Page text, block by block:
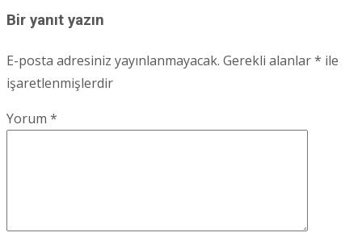
Bir yanıt yazın
E-posta adresiniz yayınlanmayacak. Gerekli alanlar* ile
işaretlenmişlerdir
Yorum *